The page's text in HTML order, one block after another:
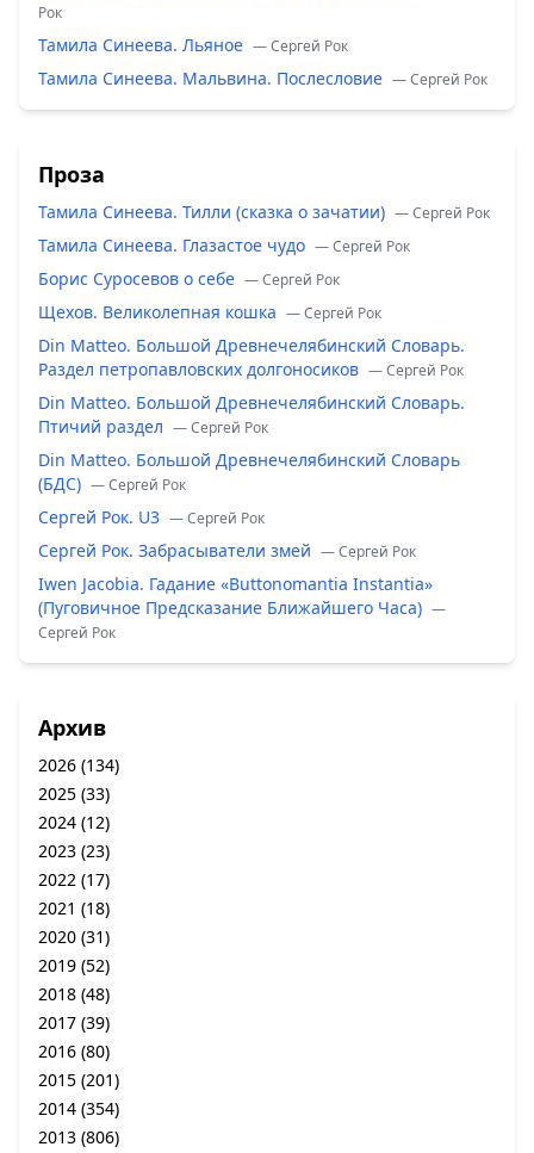
Рок
Тамила Синеева. Льяное — Сергей Рок
Тамила Синеева. Мальвина. Послесловие — Сергей Рок
Проза
Тамила Синеева. Тилли (сказка о зачатии) — Сергей Рок
Тамила Синеева. Глазастое чудо — Сергей Рок
Борис Суросевов о себе — Сергей Рок
Щехов. Великолепная кошка — Сергей Рок
Din Matteo. Большой Древнечелябинский Словарь.
Раздел петропавловских долгоносиков — Сергей Рок
Din Matteo. Большой Древнечелябинский Словарь.
Птичий раздел — Сергей Рок
Din Matteo. Большой Древнечелябинский Словарь
(БДС) — Сергей Рок
Сергей Рок. U3 — Сергей Рок
Сергей Рок. Забрасыватели змей — Сергей Рок
Iwen Jacobia. Гадание «Buttonomantia Instantia»
(Пуговичное Предсказание Ближайшего Часа) —
Сергей Рок
Архив
2026 (134)
2025 (33)
2024 (12)
2023 (23)
2022 (17)
2021 (18)
2020 (31)
2019 (52)
2018 (48)
2017 (39)
2016 (80)
2015 (201)
2014 (354)
2013 (806)